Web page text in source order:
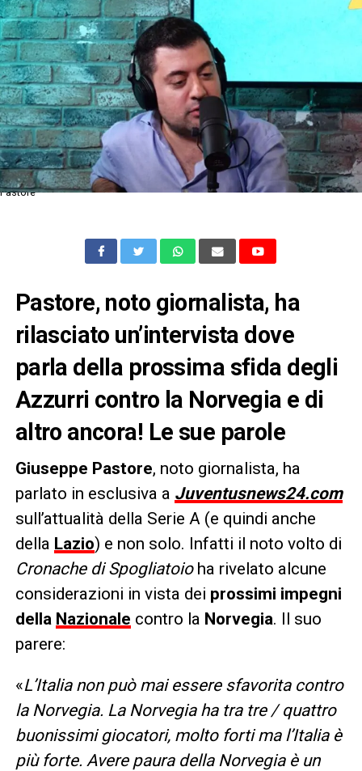
Pastore
Pastore, noto giornalista, ha
rilasciato un’intervista dove
parla della prossima sfida degli
Azzurri contro la Norvegia e di
altro ancora! Le sue parole
Giuseppe Pastore, noto giornalista, ha
parlato in esclusiva a Juventusnews24.com
sull’attualità della Serie A (e quindi anche
della Lazio) e non solo. Infatti il noto volto di
Cronache di Spogliatoioha rivelato alcune
considerazioni in vista dei prossimi impegni
della Nazionale contro la Norvegia. Il suo
parere:
«L’Italia non può mai essere sfavorita contro
la Norvegia. La Norvegia ha tra tre / quattro
buonissimi giocatori, molto forti ma l’Italia è
più forte. Avere paura della Norvegia è un